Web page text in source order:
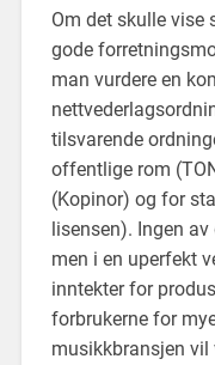
Om det skulle vise
gode
man vurdere en
tilsvarende
offentlige rom
(Kopinor) og for
lisensen). Ingen
men i en uperfekt
inntekter for
forbrukerne for
musikkbransjen